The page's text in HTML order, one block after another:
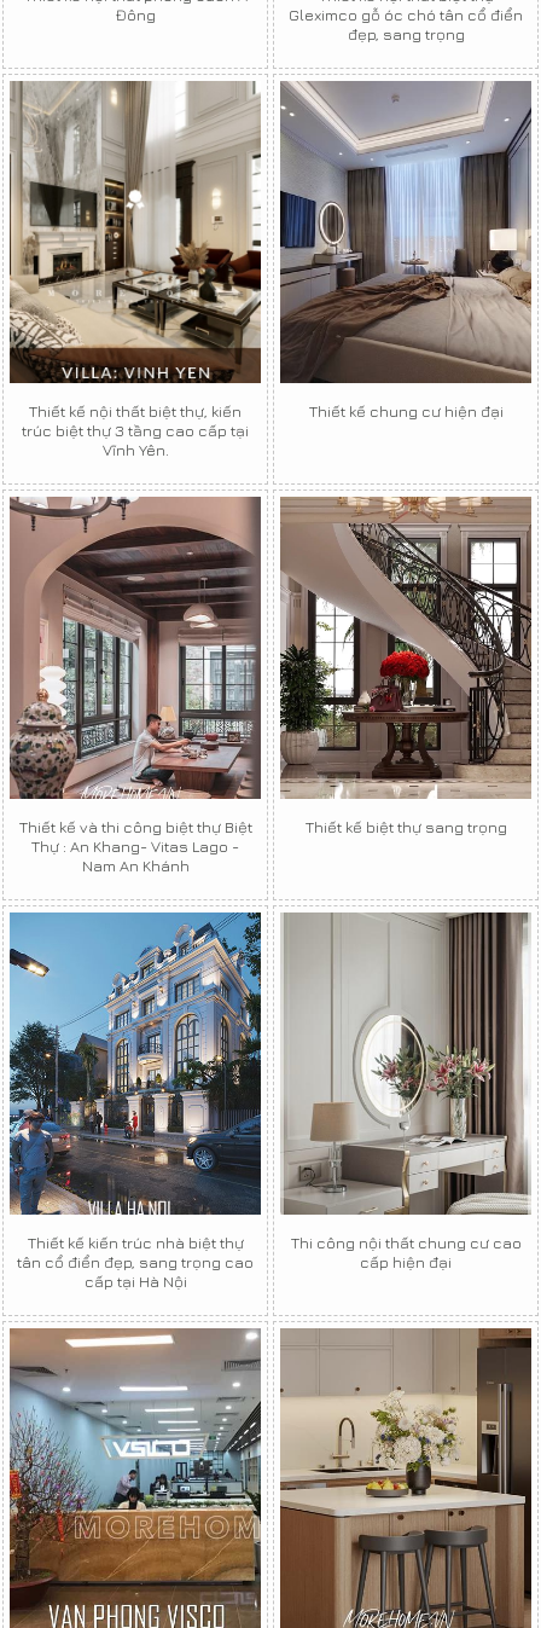
Đông
Gleximco gỗ óc chó tân cổ điển
đẹp, sang trọng
Thiết kế nội thất biệt thự, kiến
trúc biệt thự 3 tầng cao cấp tại
Vĩnh Yên.
Thiết kế chung cư hiện đại
Thiết kế và thi công biệt thự Biệt
Thự : An Khang- Vitas Lago -
Nam An Khánh
Thiết kế biệt thự sang trọng
Thiết kế kiến trúc nhà biệt thự
tân cổ điển đẹp, sang trọng cao
cấp tại Hà Nội
Thi công nội thất chung cư cao
cấp hiện đại